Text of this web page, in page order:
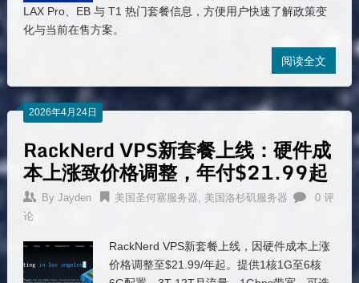
LAX Pro、EB 与 T1 热门套餐信息，方便用户快速了解政策变
化与当前在售方案。
阅读全文
2026年4月24日
RackNerd VPS新套餐上线：硬件成
本上涨致价格调整，年付$21.99起
By Jayden 美国圣何塞服务器, 美国洛杉矶服务器
0 评
论
RackNerd VPS新套餐上线，因硬件成本上涨
价格调整至$21.99/年起。提供1核1G至6核